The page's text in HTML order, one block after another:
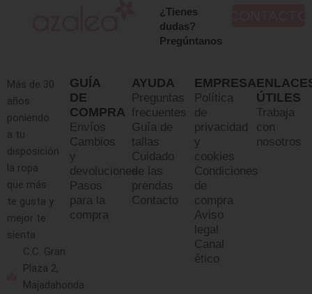
¿Tienes
dudas?
Pregúntanos
Más de 30
años
poniendo
a tu
disposición
la ropa
que más
te gusta y
mejor te
sienta
C.C. Gran
Plaza 2,
Majadahonda
GUÍA
DE
COMPRA
Envíos
Cambios
y
devoluciones
Pasos
para la
compra
AYUDA
Preguntas
frecuentes
Guía de
tallas
Cuidado
de las
prendas
Contacto
EMPRESA
Política
de
privacidad
y
cookies
Condiciones
de
compra
Aviso
legal
Canal
ético
ÚTILES
Trabaja
con
nosotros